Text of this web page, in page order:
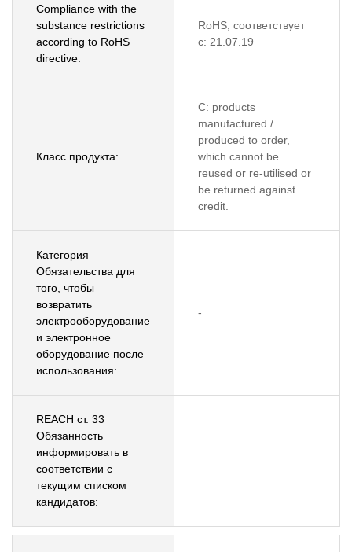
Compliance with the
substance restrictions
according to RoHS
directive:
RoHS, соответствует
с: 21.07.19
Класс продукта:
C: products
manufactured /
produced to order,
which cannot be
reused or re-utilised or
be returned against
credit.
Категория
Обязательства для
того, чтобы
возвратить
электрооборудование
и электронное
оборудование после
использования:
-
REACH ст. 33
Обязанность
информировать в
соответствии с
текущим списком
кандидатов: